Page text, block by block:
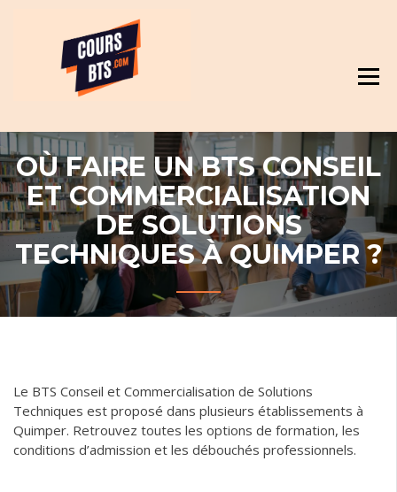
OÙ FAIRE UN BTS CONSEIL
ET COMMERCIALISATION
DE SOLUTIONS
TECHNIQUES À QUIMPER ?
Le BTS Conseil et Commercialisation de Solutions
Techniques est proposé dans plusieurs établissements à
Quimper. Retrouvez toutes les options de formation, les
conditions d’admission et les débouchés professionnels.